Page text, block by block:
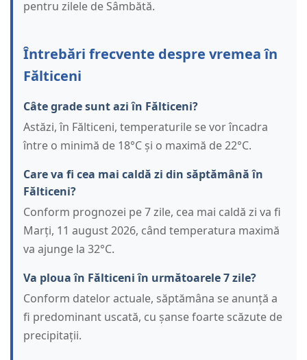
pentru zilele de Sâmbătă.
Întrebări frecvente despre vremea în
Fălticeni
Câte grade sunt azi în Fălticeni?
Astăzi, în Fălticeni, temperaturile se vor încadra
între o minimă de 18°C și o maximă de 22°C.
Care va fi cea mai caldă zi din săptămână în
Fălticeni?
Conform prognozei pe 7 zile, cea mai caldă zi va fi
Marți, 11 august 2026, când temperatura maximă
va ajunge la 32°C.
Va ploua în Fălticeni în următoarele 7 zile?
Conform datelor actuale, săptămâna se anunță a
fi predominant uscată, cu șanse foarte scăzute de
precipitații.